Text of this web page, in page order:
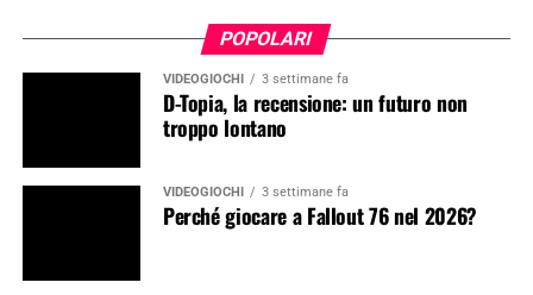
POPOLARI
VIDEOGIOCHI 3 settimane fa
D-Topia, la recensione: un futuro non
troppo lontano
VIDEOGIOCHI 3 settimane fa
Perché giocare a Fallout 76 nel 2026?